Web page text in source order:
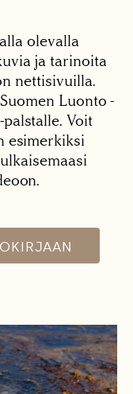
olevalla
ja tarinoita
nettisivuilla.
Luonto -
Voit
esimerkiksi